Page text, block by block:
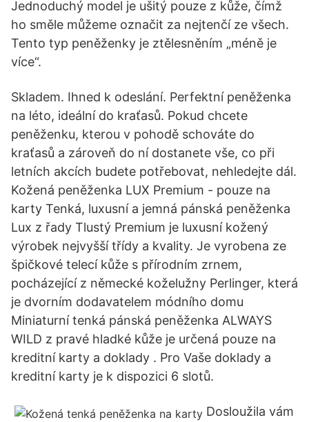
Jednoduchý model je ušitý pouze z kůže, čímž
ho směle můžeme označit za nejtenčí ze všech.
Tento typ peněženky je ztělesněním „méně je
více“.
Skladem. Ihned k odeslání. Perfektní peněženka
na léto, ideální do kraťasů. Pokud chcete
peněženku, kterou v pohodě schováte do
kraťasů a zároveň do ní dostanete vše, co při
letních akcích budete potřebovat, nehledejte dál.
Kožená peněženka LUX Premium - pouze na
karty Tenká, luxusní a jemná pánská peněženka
Lux z řady Tlustý Premium je luxusní kožený
výrobek nejvyšší třídy a kvality. Je vyrobena ze
špičkové telecí kůže s přírodním zrnem,
pocházející z německé koželužny Perlinger, která
je dvorním dodavatelem módního domu
Miniaturní tenká pánská peněženka ALWAYS
WILD z pravé hladké kůže je určená pouze na
kreditní karty a doklady . Pro Vaše doklady a
kreditní karty je k dispozici 6 slotů.
Dosloužila vám